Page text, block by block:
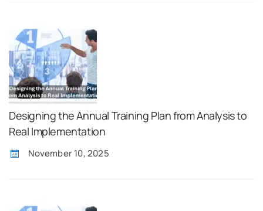
Designing the Annual Training Plan from Analysis to
Real Implementation
November 10, 2025